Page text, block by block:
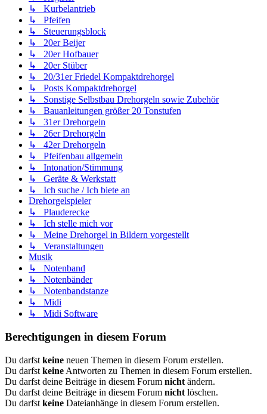
↳ Kurbelantrieb
↳ Pfeifen
↳ Steuerungsblock
↳ 20er Beijer
↳ 20er Hofbauer
↳ 20er Stüber
↳ 20/31er Friedel Kompaktdrehorgel
↳ Posts Kompaktdrehorgel
↳ Sonstige Selbstbau Drehorgeln sowie Zubehör
↳ Bauanleitungen größer 20 Tonstufen
↳ 31er Drehorgeln
↳ 26er Drehorgeln
↳ 42er Drehorgeln
↳ Pfeifenbau allgemein
↳ Intonation/Stimmung
↳ Geräte & Werkstatt
↳ Ich suche / Ich biete an
Drehorgelspieler
↳ Plauderecke
↳ Ich stelle mich vor
↳ Meine Drehorgel in Bildern vorgestellt
↳ Veranstaltungen
Musik
↳ Notenband
↳ Notenbänder
↳ Notenbandstanze
↳ Midi
↳ Midi Software
Berechtigungen in diesem Forum
Du darfst keine neuen Themen in diesem Forum erstellen.
Du darfst keine Antworten zu Themen in diesem Forum erstellen.
Du darfst deine Beiträge in diesem Forum nicht ändern.
Du darfst deine Beiträge in diesem Forum nicht löschen.
Du darfst keine Dateianhänge in diesem Forum erstellen.